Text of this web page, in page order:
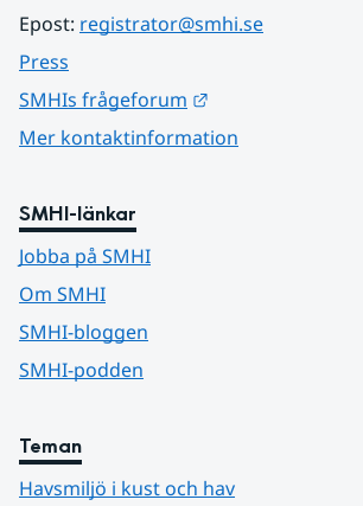
Epost: registrator@smhi.se
Press
SMHIs frågeforum
Mer kontaktinformation
SMHI-länkar
Jobba på SMHI
Om SMHI
SMHI-bloggen
SMHI-podden
Teman
Havsmiljö i kust och hav